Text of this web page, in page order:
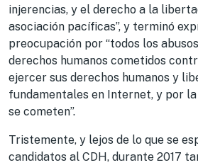
injerencias, y el derecho a la
asociación pacíficas”, y terminó
preocupación por “todos los
derechos humanos cometidos
ejercer sus derechos humanos y
fundamentales en Internet, y por
se cometen”.
Tristemente, y lejos de lo que se
candidatos al CDH, durante 2017